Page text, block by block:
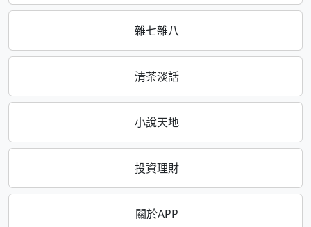
雜七雜八
清茶淡話
小說天地
投資理財
關於APP